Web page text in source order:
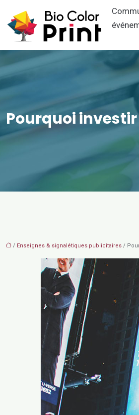
Pourquoi
/ Enseignes & signalétiques publicitaires /